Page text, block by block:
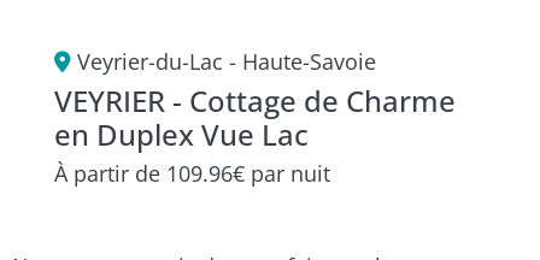
Veyrier-du-Lac - Haute-Savoie
VEYRIER - Cottage de Charme
en Duplex Vue Lac
À partir de 109.96€ par nuit